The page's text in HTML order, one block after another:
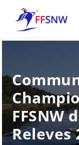
FFSNW
Releves